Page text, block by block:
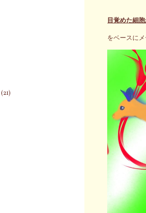
目覚めた細
をベースに
(21)